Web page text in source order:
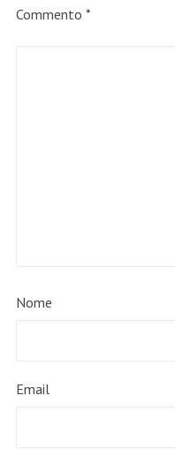
Commento *
Nome
Email